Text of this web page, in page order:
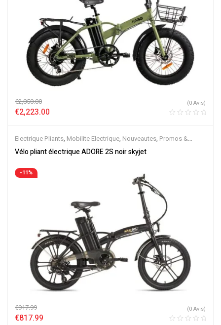
€2,850.00
€2,223.00
(0 Avis)
Electrique Pliants, Mobilite Electrique, Nouveautes, Promos &
Soldes,Vélo électrique ville,Velos Electriques
Vélo pliant électrique ADORE 2S noir skyjet
-11%
€917.99
€817.99
(0 Avis)